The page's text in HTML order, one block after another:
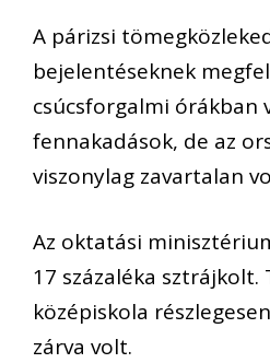
A párizsi
bejelentéseknek
csúcsforgalmi órákban
fennakadások, de az
viszonylag zavartalan
Az oktatási
17 százaléka
középiskola
zárva volt.